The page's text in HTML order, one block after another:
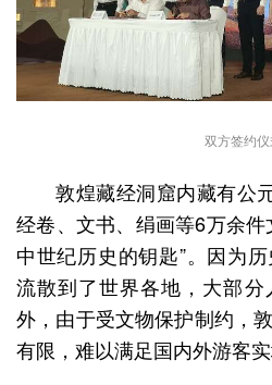
双方签约
敦煌藏经洞窟内藏有公
经卷、文书、绢画等6万余
中世纪历史的钥匙”。因为
流散到了世界各地，大部
外，由于受文物保护制约，
有限，难以满足国内外游客实